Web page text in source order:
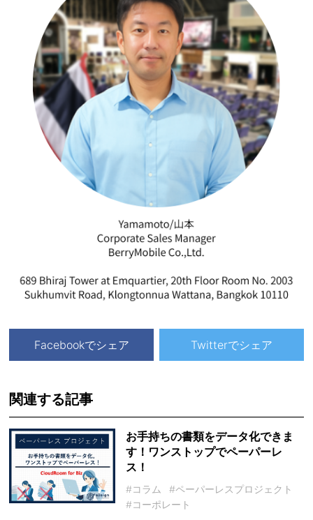
Facebookでシェア Twitterでシェア
関連する記事
お手持ちの書類をデータ化できま
す！ワンストップでペーパーレ
ス！
#コラム
#ペーパーレスプロジェクト
#コーポレート